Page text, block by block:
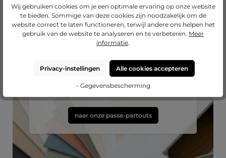
Passend passe-partout?
partout van Mijnlievelingslijst.
naar onze passe-partouts
Wij gebruiken cookies om je een optimale ervaring op onze website
te bieden. Sommige van deze cookies zijn noodzakelijk om de
website correct te laten functioneren, terwijl andere ons helpen het
gebruik van de website te analyseren en te verbeteren. Meer
informatie.
Privacy-instellingen Alle cookies accepteren
- Gegevensbescherming